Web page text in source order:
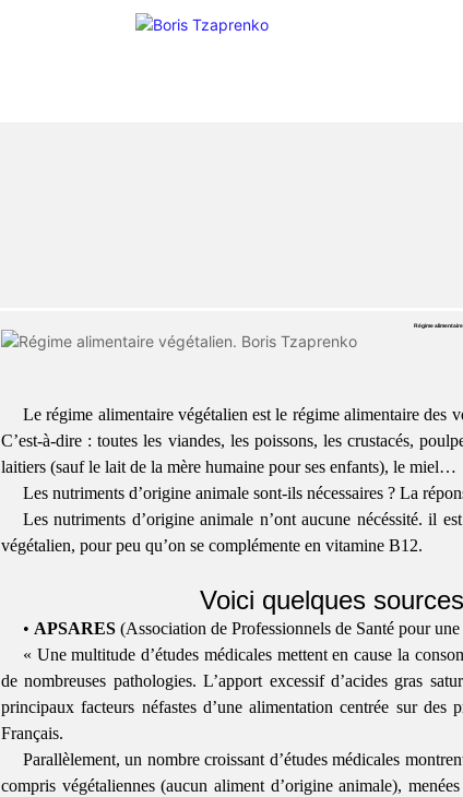
Régime
Le régime alimentaire végétalien est le régime alimentaire des
C’est-à-dire : toutes les viandes, les poissons, les crustacés,
laitiers (sauf le lait de la mère humaine pour ses enfants), le miel…
Les nutriments d’origine animale sont-ils nécessaires ? La
Les nutriments d’origine animale n’ont aucune nécéssité. il
végétalien, pour peu qu’on se complémente en vitamine B12.
Voici quelques
• APSARES (Association de Professionnels de Santé pour
« Une multitude d’études médicales mettent en cause la
de nombreuses pathologies. L’apport excessif d’acides gras
principaux facteurs néfastes d’une alimentation centrée sur
Français.
Parallèlement, un nombre croissant d’études médicales
compris végétaliennes (aucun aliment d’origine animale),